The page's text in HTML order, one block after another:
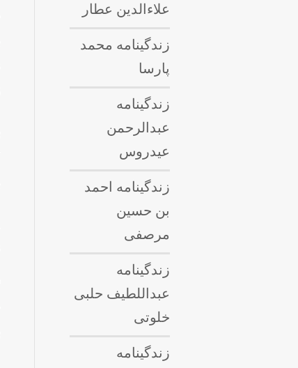
علاءالدین عطار
زندگینامه محمد
پارسا
زندگینامه
عبدالرحمن
عیدروس
زندگینامه احمد
بن حسین
مرصفی
زندگینامه
عبداللطيف حلبى
خلوتی
زندگینامه